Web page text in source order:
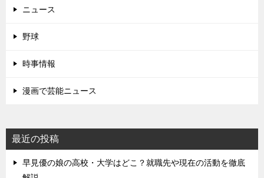
ニュース
野球
時事情報
漫画で芸能ニュース
最近の投稿
早見優の娘の高校・大学はどこ？就職先や現在の活動を徹底